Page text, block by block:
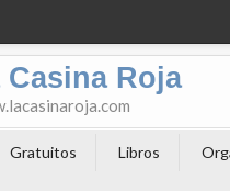
Roja
Gratuitos Libros